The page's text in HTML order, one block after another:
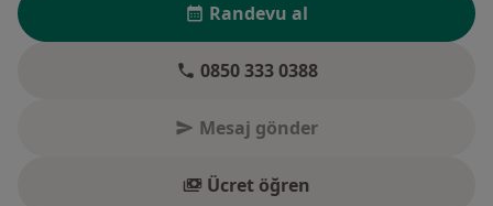
Randevu al
0850 333 0388
Mesaj gönder
Ücret öğren